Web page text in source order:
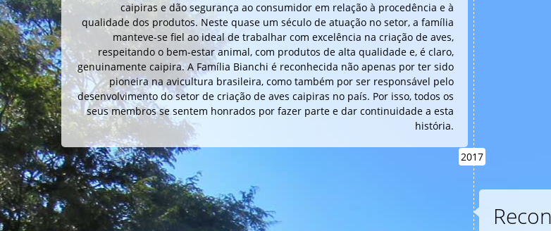
2017
caipiras e dão segurança ao consumidor em relação à procedência e à
qualidade dos produtos. Neste quase um século de atuação no setor, a família
manteve-se fiel ao ideal de trabalhar com excelência na criação de aves,
respeitando o bem-estar animal, com produtos de alta qualidade e, é claro,
genuinamente caipira. A Família Bianchi é reconhecida não apenas por ter sido
pioneira na avicultura brasileira, como também por ser responsável pelo
desenvolvimento do setor de criação de aves caipiras no país. Por isso, todos os
seus membros se sentem honrados por fazer parte e dar continuidade a esta
história.